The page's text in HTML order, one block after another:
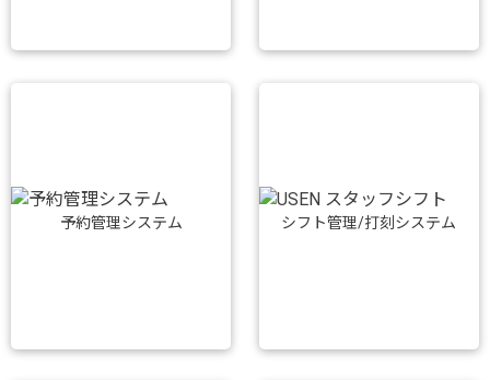
予約管理システム シフト管理/打刻システム